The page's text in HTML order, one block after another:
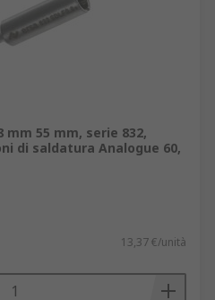
55 mm, serie 832,
di saldatura Analogue 60,
13,37 €/unità